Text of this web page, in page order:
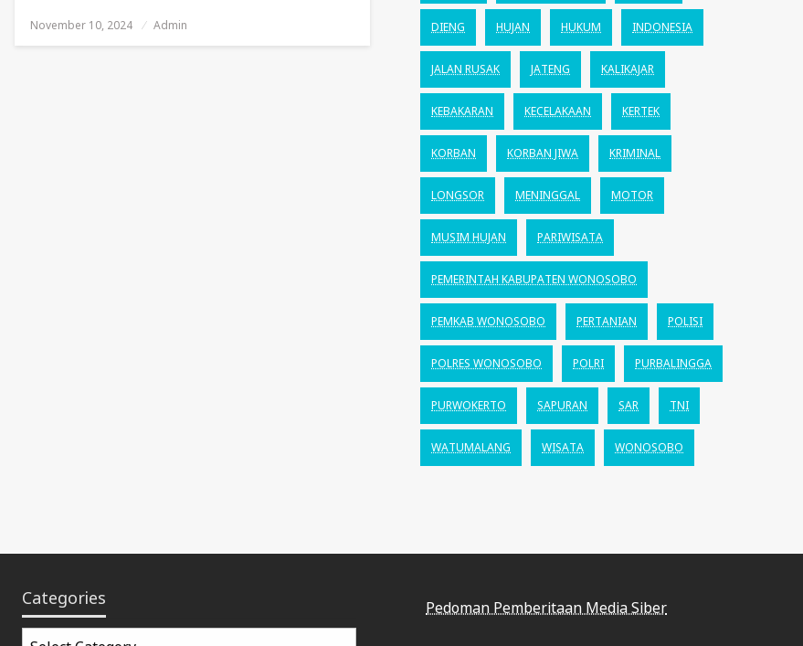
Posted
November 10, 2024 Admin DIENG HUJAN HUKUM INDONESIA
JALAN RUSAK JATENG KALIKAJAR
KEBAKARAN KECELAKAAN KERTEK
KORBAN KORBAN JIWA KRIMINAL
LONGSOR MENINGGAL MOTOR
MUSIM HUJAN PARIWISATA
PEMERINTAH KABUPATEN WONOSOBO
PEMKAB WONOSOBO PERTANIAN POLISI
POLRES WONOSOBO POLRI PURBALINGGA
PURWOKERTO SAPURAN SAR TNI
WATUMALANG WISATA WONOSOBO
Categories
Categories
Pedoman Pemberitaan Media Siber